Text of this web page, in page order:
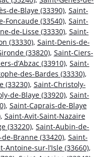
de-Blaye (33390), Saint-
Foncaude (33540), Saint-
de-Lisse (33330), Saint-
(33330), Saint-Denis-de-
(33820), Saint-Ciers-
d’Abzac (33910), Saint-
des-Bardes (33330),
(33230), Saint-Christoly-
de-Blaye (33920), Saint-
, Saint-Caprais-de-Blaye
, Saint-Avit-Saint-Nazaire
(33220), Saint-Aubin-de-
Branne (33420), Saint-
Antoine-sur-l’Isle (33660),